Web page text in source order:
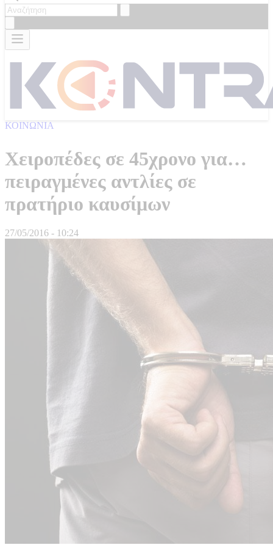
ΚΟΙΝΩΝΙΑ
Χειροπέδες σε 45χρονο για…
πειραγμένες αντλίες σε
πρατήριο καυσίμων
27/05/2016 - 10:24